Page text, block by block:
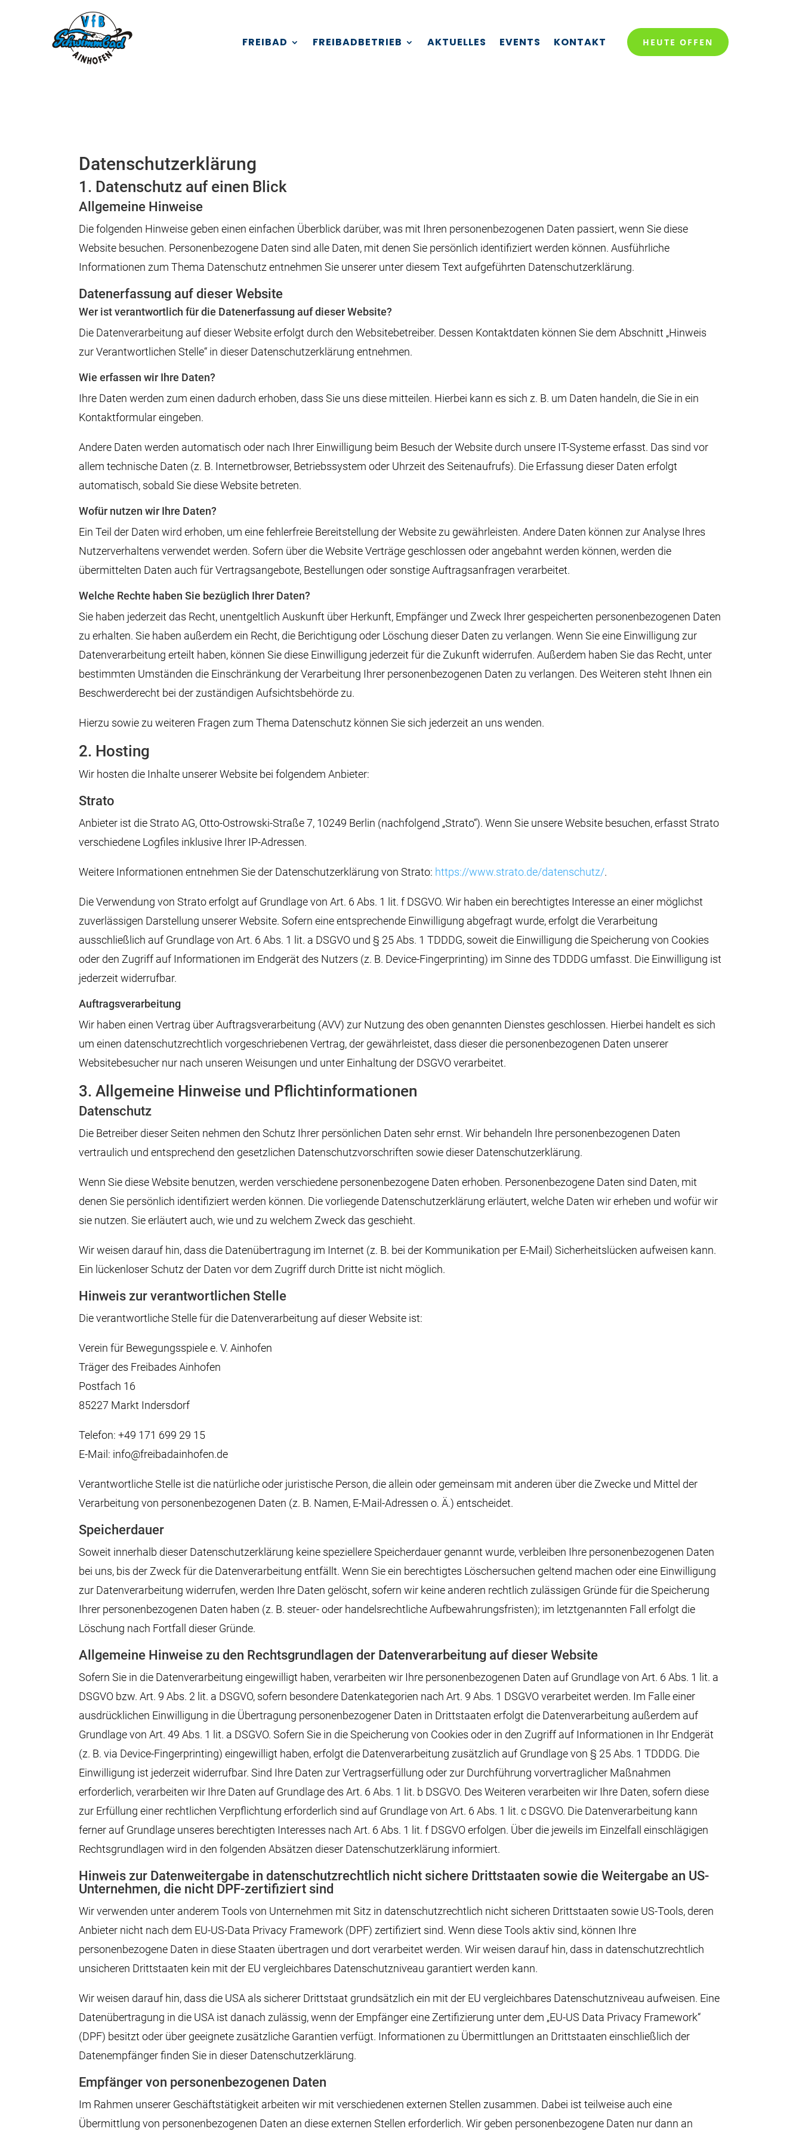
FREIBAD FREIBADBETRIEB AKTUELLES EVENTS KONTAKT HEUTE OFFEN
Datenschutz­erklärung
1. Datenschutz auf einen Blick
Allgemeine Hinweise
Die folgenden Hinweise geben einen einfachen Überblick darüber, was mit Ihren personenbezogenen Daten passiert, wenn Sie diese
Website besuchen. Personenbezogene Daten sind alle Daten, mit denen Sie persönlich identifiziert werden können. Ausführliche
Informationen zum Thema Datenschutz entnehmen Sie unserer unter diesem Text aufgeführten Datenschutzerklärung.
Datenerfassung auf dieser Website
Wer ist verantwortlich für die Datenerfassung auf dieser Website?
Die Datenverarbeitung auf dieser Website erfolgt durch den Websitebetreiber. Dessen Kontaktdaten können Sie dem Abschnitt „Hinweis
zur Verantwortlichen Stelle“ in dieser Datenschutzerklärung entnehmen.
Wie erfassen wir Ihre Daten?
Ihre Daten werden zum einen dadurch erhoben, dass Sie uns diese mitteilen. Hierbei kann es sich z. B. um Daten handeln, die Sie in ein
Kontaktformular eingeben.
Andere Daten werden automatisch oder nach Ihrer Einwilligung beim Besuch der Website durch unsere IT-Systeme erfasst. Das sind vor
allem technische Daten (z. B. Internetbrowser, Betriebssystem oder Uhrzeit des Seitenaufrufs). Die Erfassung dieser Daten erfolgt
automatisch, sobald Sie diese Website betreten.
Wofür nutzen wir Ihre Daten?
Ein Teil der Daten wird erhoben, um eine fehlerfreie Bereitstellung der Website zu gewährleisten. Andere Daten können zur Analyse Ihres
Nutzerverhaltens verwendet werden. Sofern über die Website Verträge geschlossen oder angebahnt werden können, werden die
übermittelten Daten auch für Vertragsangebote, Bestellungen oder sonstige Auftragsanfragen verarbeitet.
Welche Rechte haben Sie bezüglich Ihrer Daten?
Sie haben jederzeit das Recht, unentgeltlich Auskunft über Herkunft, Empfänger und Zweck Ihrer gespeicherten personenbezogenen Daten
zu erhalten. Sie haben außerdem ein Recht, die Berichtigung oder Löschung dieser Daten zu verlangen. Wenn Sie eine Einwilligung zur
Datenverarbeitung erteilt haben, können Sie diese Einwilligung jederzeit für die Zukunft widerrufen. Außerdem haben Sie das Recht, unter
bestimmten Umständen die Einschränkung der Verarbeitung Ihrer personenbezogenen Daten zu verlangen. Des Weiteren steht Ihnen ein
Beschwerderecht bei der zuständigen Aufsichtsbehörde zu.
Hierzu sowie zu weiteren Fragen zum Thema Datenschutz können Sie sich jederzeit an uns wenden.
2. Hosting
Wir hosten die Inhalte unserer Website bei folgendem Anbieter:
Strato
Anbieter ist die Strato AG, Otto-Ostrowski-Straße 7, 10249 Berlin (nachfolgend „Strato“). Wenn Sie unsere Website besuchen, erfasst Strato
verschiedene Logfiles inklusive Ihrer IP-Adressen.
Weitere Informationen entnehmen Sie der Datenschutzerklärung von Strato: https://www.strato.de/datenschutz/.
Die Verwendung von Strato erfolgt auf Grundlage von Art. 6 Abs. 1 lit. f DSGVO. Wir haben ein berechtigtes Interesse an einer möglichst
zuverlässigen Darstellung unserer Website. Sofern eine entsprechende Einwilligung abgefragt wurde, erfolgt die Verarbeitung
ausschließlich auf Grundlage von Art. 6 Abs. 1 lit. a DSGVO und § 25 Abs. 1 TDDDG, soweit die Einwilligung die Speicherung von Cookies
oder den Zugriff auf Informationen im Endgerät des Nutzers (z. B. Device-Fingerprinting) im Sinne des TDDDG umfasst. Die Einwilligung ist
jederzeit widerrufbar.
Auftragsverarbeitung
Wir haben einen Vertrag über Auftragsverarbeitung (AVV) zur Nutzung des oben genannten Dienstes geschlossen. Hierbei handelt es sich
um einen datenschutzrechtlich vorgeschriebenen Vertrag, der gewährleistet, dass dieser die personenbezogenen Daten unserer
Websitebesucher nur nach unseren Weisungen und unter Einhaltung der DSGVO verarbeitet.
3. Allgemeine Hinweise und Pflicht­informationen
Datenschutz
Die Betreiber dieser Seiten nehmen den Schutz Ihrer persönlichen Daten sehr ernst. Wir behandeln Ihre personenbezogenen Daten
vertraulich und entsprechend den gesetzlichen Datenschutzvorschriften sowie dieser Datenschutzerklärung.
Wenn Sie diese Website benutzen, werden verschiedene personenbezogene Daten erhoben. Personenbezogene Daten sind Daten, mit
denen Sie persönlich identifiziert werden können. Die vorliegende Datenschutzerklärung erläutert, welche Daten wir erheben und wofür wir
sie nutzen. Sie erläutert auch, wie und zu welchem Zweck das geschieht.
Wir weisen darauf hin, dass die Datenübertragung im Internet (z. B. bei der Kommunikation per E-Mail) Sicherheitslücken aufweisen kann.
Ein lückenloser Schutz der Daten vor dem Zugriff durch Dritte ist nicht möglich.
Hinweis zur verantwortlichen Stelle
Die verantwortliche Stelle für die Datenverarbeitung auf dieser Website ist:
Verein für Bewegungsspiele e. V. Ainhofen
Träger des Freibades Ainhofen
Postfach 16
85227 Markt Indersdorf
Telefon: +49 171 699 29 15
E-Mail: info@freibadainhofen.de
Verantwortliche Stelle ist die natürliche oder juristische Person, die allein oder gemeinsam mit anderen über die Zwecke und Mittel der
Verarbeitung von personenbezogenen Daten (z. B. Namen, E-Mail-Adressen o. Ä.) entscheidet.
Speicherdauer
Soweit innerhalb dieser Datenschutzerklärung keine speziellere Speicherdauer genannt wurde, verbleiben Ihre personenbezogenen Daten
bei uns, bis der Zweck für die Datenverarbeitung entfällt. Wenn Sie ein berechtigtes Löschersuchen geltend machen oder eine Einwilligung
zur Datenverarbeitung widerrufen, werden Ihre Daten gelöscht, sofern wir keine anderen rechtlich zulässigen Gründe für die Speicherung
Ihrer personenbezogenen Daten haben (z. B. steuer- oder handelsrechtliche Aufbewahrungsfristen); im letztgenannten Fall erfolgt die
Löschung nach Fortfall dieser Gründe.
Allgemeine Hinweise zu den Rechtsgrundlagen der Datenverarbeitung auf dieser Website
Sofern Sie in die Datenverarbeitung eingewilligt haben, verarbeiten wir Ihre personenbezogenen Daten auf Grundlage von Art. 6 Abs. 1 lit. a
DSGVO bzw. Art. 9 Abs. 2 lit. a DSGVO, sofern besondere Datenkategorien nach Art. 9 Abs. 1 DSGVO verarbeitet werden. Im Falle einer
ausdrücklichen Einwilligung in die Übertragung personenbezogener Daten in Drittstaaten erfolgt die Datenverarbeitung außerdem auf
Grundlage von Art. 49 Abs. 1 lit. a DSGVO. Sofern Sie in die Speicherung von Cookies oder in den Zugriff auf Informationen in Ihr Endgerät
(z. B. via Device-Fingerprinting) eingewilligt haben, erfolgt die Datenverarbeitung zusätzlich auf Grundlage von § 25 Abs. 1 TDDDG. Die
Einwilligung ist jederzeit widerrufbar. Sind Ihre Daten zur Vertragserfüllung oder zur Durchführung vorvertraglicher Maßnahmen
erforderlich, verarbeiten wir Ihre Daten auf Grundlage des Art. 6 Abs. 1 lit. b DSGVO. Des Weiteren verarbeiten wir Ihre Daten, sofern diese
zur Erfüllung einer rechtlichen Verpflichtung erforderlich sind auf Grundlage von Art. 6 Abs. 1 lit. c DSGVO. Die Datenverarbeitung kann
ferner auf Grundlage unseres berechtigten Interesses nach Art. 6 Abs. 1 lit. f DSGVO erfolgen. Über die jeweils im Einzelfall einschlägigen
Rechtsgrundlagen wird in den folgenden Absätzen dieser Datenschutzerklärung informiert.
Hinweis zur Datenweitergabe in datenschutzrechtlich nicht sichere Drittstaaten sowie die Weitergabe an US-
Unternehmen, die nicht DPF-zertifiziert sind
Wir verwenden unter anderem Tools von Unternehmen mit Sitz in datenschutzrechtlich nicht sicheren Drittstaaten sowie US-Tools, deren
Anbieter nicht nach dem EU-US-Data Privacy Framework (DPF) zertifiziert sind. Wenn diese Tools aktiv sind, können Ihre
personenbezogene Daten in diese Staaten übertragen und dort verarbeitet werden. Wir weisen darauf hin, dass in datenschutzrechtlich
unsicheren Drittstaaten kein mit der EU vergleichbares Datenschutzniveau garantiert werden kann.
Wir weisen darauf hin, dass die USA als sicherer Drittstaat grundsätzlich ein mit der EU vergleichbares Datenschutzniveau aufweisen. Eine
Datenübertragung in die USA ist danach zulässig, wenn der Empfänger eine Zertifizierung unter dem „EU-US Data Privacy Framework“
(DPF) besitzt oder über geeignete zusätzliche Garantien verfügt. Informationen zu Übermittlungen an Drittstaaten einschließlich der
Datenempfänger finden Sie in dieser Datenschutzerklärung.
Empfänger von personenbezogenen Daten
Im Rahmen unserer Geschäftstätigkeit arbeiten wir mit verschiedenen externen Stellen zusammen. Dabei ist teilweise auch eine
Übermittlung von personenbezogenen Daten an diese externen Stellen erforderlich. Wir geben personenbezogene Daten nur dann an